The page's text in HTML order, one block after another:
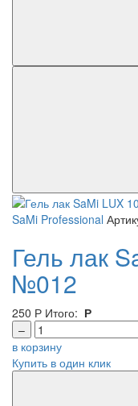
SaMi Professional
Гель лак
№012
250 Р Итого: Р
–
в корзину
Купить в один клик